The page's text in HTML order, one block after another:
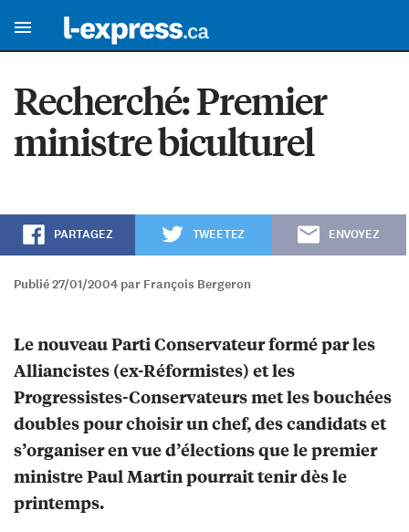
Recherché: Premier
ministre biculturel
PARTAGEZ TWEETEZ ENVOYEZ
Publié 27/01/2004 par François Bergeron
Le nouveau Parti Conservateur formé par les
Alliancistes (ex-Réformistes) et les
Progressistes-Conservateurs met les bouchées
doubles pour choisir un chef, des candidats et
s’organiser en vue d’élections que le premier
ministre Paul Martin pourrait tenir dès le
printemps.